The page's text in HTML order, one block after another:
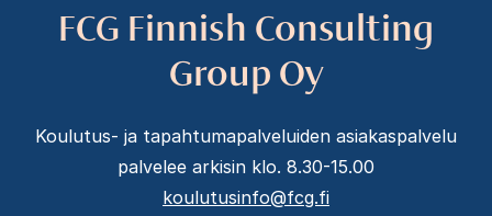
FCG Finnish Consulting
Group Oy
Koulutus- ja tapahtumapalveluiden asiakaspalvelu
palvelee arkisin klo. 8.30-15.00
koulutusinfo@fcg.fi